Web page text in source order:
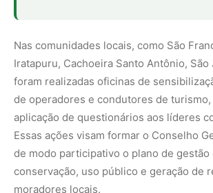
essa etapa vai além da construção física
natural único em um espaço de
responsável e geração de oportunidades
comunidades locais”, afirmou . Já para a
projetos da FAS, Juliane Menezes, essa
transição do plano para a execução, com
da sociedade local e integração entre
conservação e desenvolvimento